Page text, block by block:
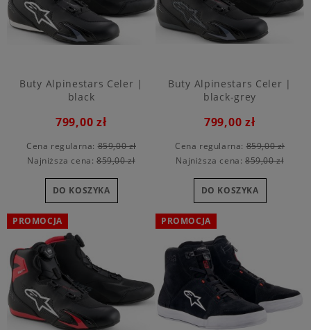
Buty Alpinestars Celer |
black
799,00 zł
Cena regularna:859,00 zł
Najniższa cena:859,00 zł
DO KOSZYKA
Buty Alpinestars Celer |
black-grey
799,00 zł
Cena regularna:859,00 zł
Najniższa cena:859,00 zł
DO KOSZYKA
PROMOCJA PROMOCJA